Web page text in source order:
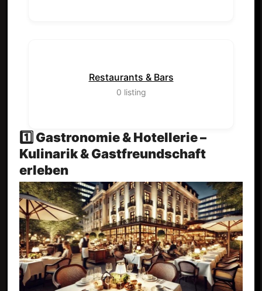
Restaurants & Bars
0 listing
1️⃣ Gastronomie & Hotellerie –
Kulinarik & Gastfreundschaft
erleben